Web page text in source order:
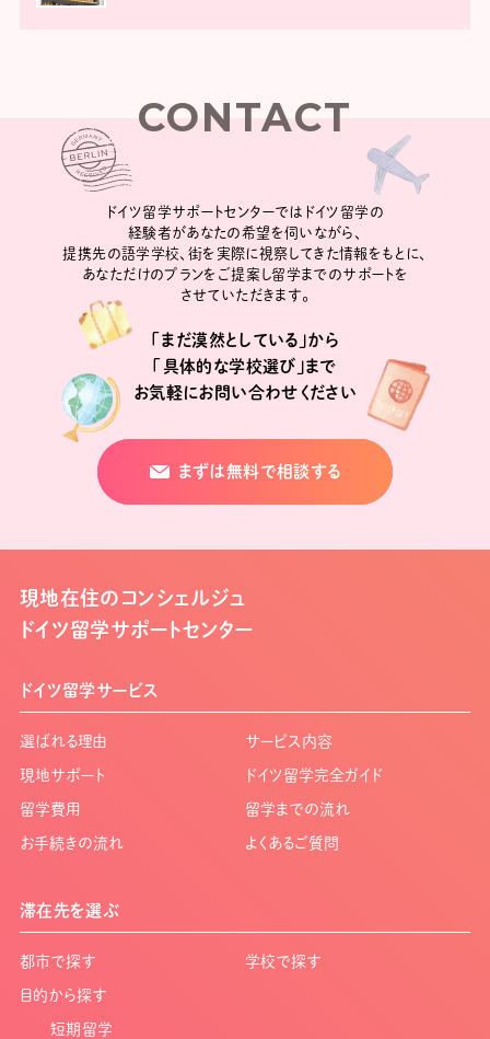
CONTACT
ドイツ留学サポートセンターではドイツ留学の
経験者があなたの希望を伺いながら、
提携先の語学学校、街を実際に視察してきた情報をもとに、
あなただけのプランをご提案し留学までのサポートを
させていただきます。
「まだ漠然としている」から
「具体的な学校選び」まで
お気軽にお問い合わせください
まずは無料で相談する
現地在住のコンシェルジュ
ドイツ留学サポートセンター
ドイツ留学サービス
選ばれる理由 サービス内容
現地サポート ドイツ留学完全ガイド
留学費用 留学までの流れ
お手続きの流れ よくあるご質問
滞在先を選ぶ
都市で探す 学校で探す
目的から探す
短期留学